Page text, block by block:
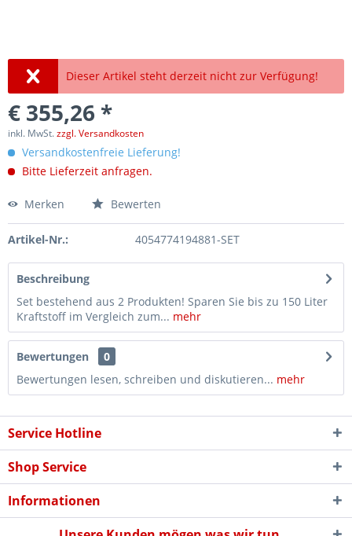
Dieser Artikel steht derzeit nicht zur Verfügung!
€ 355,26 *
inkl. MwSt.zzgl. Versandkosten
Versandkostenfreie Lieferung!
Bitte Lieferzeit anfragen.
Merken Bewerten
Artikel-Nr.: 4054774194881-SET
Beschreibung
Set bestehend aus 2 Produkten! Sparen Sie bis zu 150 Liter
Kraftstoff im Vergleich zum... mehr
Bewertungen
0
Bewertungen lesen, schreiben und diskutieren... mehr
Service Hotline
Shop Service
Informationen